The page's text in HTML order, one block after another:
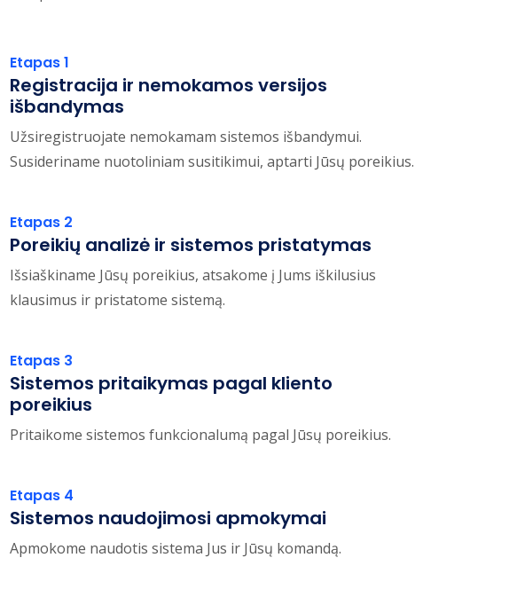
Etapas 1
Registracija ir nemokamos versijos
išbandymas
Užsiregistruojate nemokamam sistemos išbandymui.
Susideriname nuotoliniam susitikimui, aptarti Jūsų poreikius.
Etapas 2
Poreikių analizė ir sistemos pristatymas
Išsiaškiname Jūsų poreikius, atsakome į Jums iškilusius
klausimus ir pristatome sistemą.
Etapas 3
Sistemos pritaikymas pagal kliento
poreikius
Pritaikome sistemos funkcionalumą pagal Jūsų poreikius.
Etapas 4
Sistemos naudojimosi apmokymai
Apmokome naudotis sistema Jus ir Jūsų komandą.